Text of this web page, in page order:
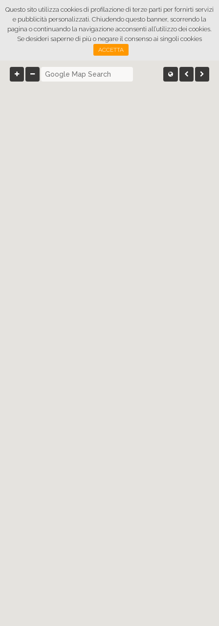
Vedi sulla Mappa
Questo sito utilizza cookies di profilazione di terze parti per fornirti servizi
e pubblicità personalizzati. Chiudendo questo banner, scorrendo la
pagina o continuando la navigazione acconsenti all’utilizzo dei cookies.
Se desideri saperne di più o negare il consenso ai singoli cookies
ACCETTA